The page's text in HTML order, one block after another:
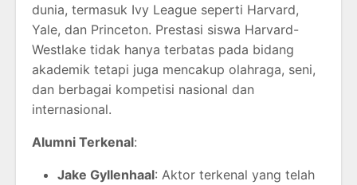
dunia, termasuk Ivy League seperti Harvard,
Yale, dan Princeton. Prestasi siswa Harvard-
Westlake tidak hanya terbatas pada bidang
akademik tetapi juga mencakup olahraga, seni,
dan berbagai kompetisi nasional dan
internasional.
Alumni Terkenal:
Jake Gyllenhaal: Aktor terkenal yang telah